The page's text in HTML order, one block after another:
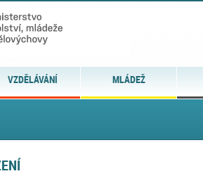
VZDĚLÁVÁNÍ MLÁDEŽ